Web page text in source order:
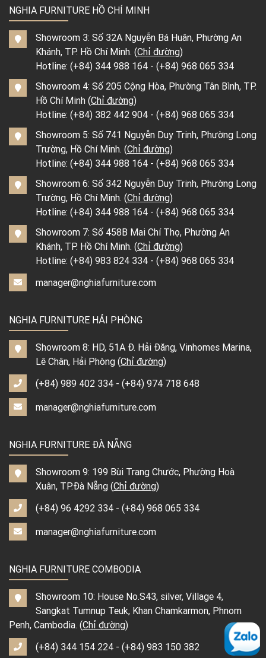
NGHIA FURNITURE HỒ CHÍ MINH
Showroom 3: Số 32A Nguyễn Bá Huân, Phường An
Khánh, TP. Hồ Chí Minh. (Chỉ đường)
Hotline: (+84) 344 988 164 - (+84) 968 065 334
Showroom 4: Số 205 Cộng Hòa, Phường Tân Bình, TP.
Hồ Chí Minh (Chỉ đường)
Hotline: (+84) 382 442 904 - (+84) 968 065 334
Showroom 5: Số 741 Nguyễn Duy Trinh, Phường Long
Trường, Hồ Chí Minh. (Chỉ đường)
Hotline: (+84) 344 988 164 - (+84) 968 065 334
Showroom 6: Số 342 Nguyễn Duy Trinh, Phường Long
Trường, Hồ Chí Minh. (Chỉ đường)
Hotline: (+84) 344 988 164 - (+84) 968 065 334
Showroom 7: Số 458B Mai Chí Thọ, Phường An
Khánh, TP. Hồ Chí Minh. (Chỉ đường)
Hotline: (+84) 983 824 334 - (+84) 968 065 334
manager@nghiafurniture.com
NGHIA FURNITURE HẢI PHÒNG
Showroom 8: HD, 51A Đ. Hải Đăng, Vinhomes Marina,
Lê Chân, Hải Phòng (Chỉ đường)
(+84) 989 402 334 - (+84) 974 718 648
manager@nghiafurniture.com
NGHIA FURNITURE ĐÀ NẴNG
Showroom 9: 199 Bùi Trang Chước, Phường Hoà
Xuân, TP.Đà Nẵng (Chỉ đường)
(+84) 96 4292 334 - (+84) 968 065 334
manager@nghiafurniture.com
NGHIA FURNITURE COMBODIA
Showroom 10: House No.S43, silver, Village 4,
Sangkat Tumnup Teuk, Khan Chamkarmon, Phnom
Penh, Cambodia. (Chỉ đường)
(+84) 344 154 224 - (+84) 983 150 382